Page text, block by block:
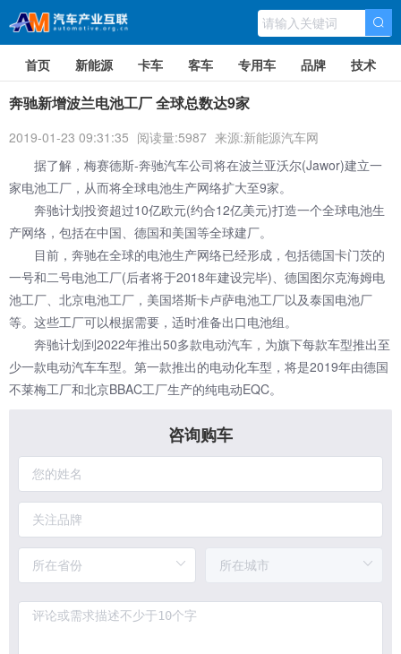
首页 新能源 卡车 客车 专用车 品牌 技术
奔驰新增波兰电池工厂 全球总数达9家
2019-01-23 09:31:35 阅读量:5987 来源:新能源汽车网
据了解，梅赛德斯-奔驰汽车公司将在波兰亚沃尔(Jawor)建立一
家电池工厂，从而将全球电池生产网络扩大至9家。
奔驰计划投资超过10亿欧元(约合12亿美元)打造一个全球电池生
产网络，包括在中国、德国和美国等全球建厂。
目前，奔驰在全球的电池生产网络已经形成，包括德国卡门茨的
一号和二号电池工厂(后者将于2018年建设完毕)、德国图尔克海姆电
池工厂、北京电池工厂，美国塔斯卡卢萨电池工厂以及泰国电池厂
等。这些工厂可以根据需要，适时准备出口电池组。
奔驰计划到2022年推出50多款电动汽车，为旗下每款车型推出至
少一款电动汽车车型。第一款推出的电动化车型，将是2019年由德国
不莱梅工厂和北京BBAC工厂生产的纯电动EQC。
咨询购车